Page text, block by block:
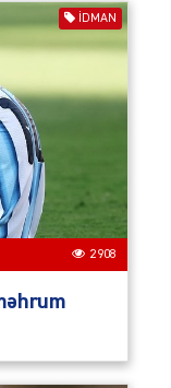
İDMAN
2908